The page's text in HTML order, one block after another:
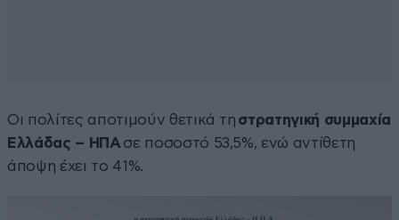
Οι πολίτες αποτιμούν θετικά τη στρατηγική συμμαχία
Ελλάδας – ΗΠΑ σε ποσοστό 53,5%, ενώ αντίθετη
άποψη έχει το 41%.